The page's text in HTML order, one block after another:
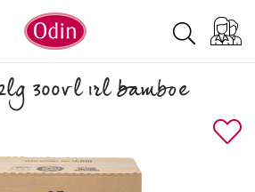
300vl 1rl bamboe